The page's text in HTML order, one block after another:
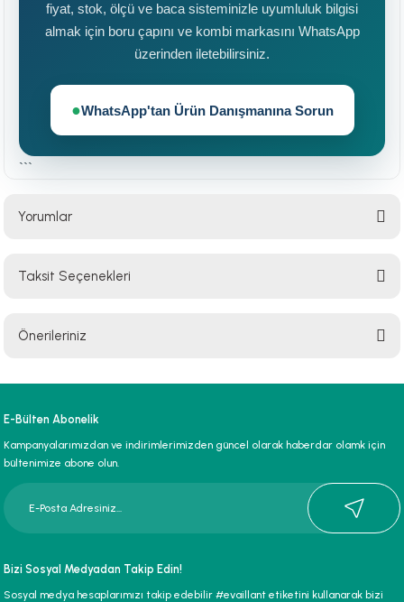
fiyat, stok, ölçü ve baca sisteminizle uyumluluk bilgisi
almak için boru çapını ve kombi markasını WhatsApp
üzerinden iletebilirsiniz.
WhatsApp'tan Ürün Danışmanına Sorun
```
Yorumlar
Taksit Seçenekleri
Önerileriniz
Bu ürünün fiyat bilgisi, resim, ürün açıklamalarında ve diğer konularda
iletebilirsiniz.
Ürün açıklamasında eksik bilgiler bulunuyor.
E-Bülten Abonelik
Kampanyalarımızdan ve indirimlerimizden güncel olarak haberdar olamk için
bültenimize abone olun.
Bizi Sosyal Medyadan Takip Edin!
Sosyal medya hesaplarımızı takip edebilir #evaillant etiketini kullanarak bizi